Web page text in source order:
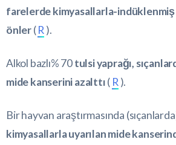
farelerde kimyasallarla-indüklenmiş
önler(R ).
Alkol bazlı% 70tulsi yaprağı,
mide kanserini azalttı( R ).
Bir hayvan araştırmasında
kimyasallarla uyarılan mide